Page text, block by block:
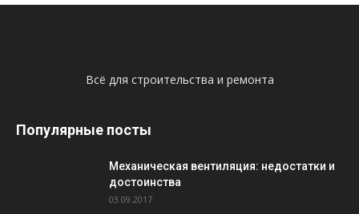
Всё для строительства и ремонта
Популярные посты
Механическая вентиляция: недостатки и
достоинства
03.09.2017